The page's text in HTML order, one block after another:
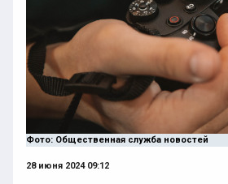
Фото: Общественная служба новостей
28 июня 2024 09:12